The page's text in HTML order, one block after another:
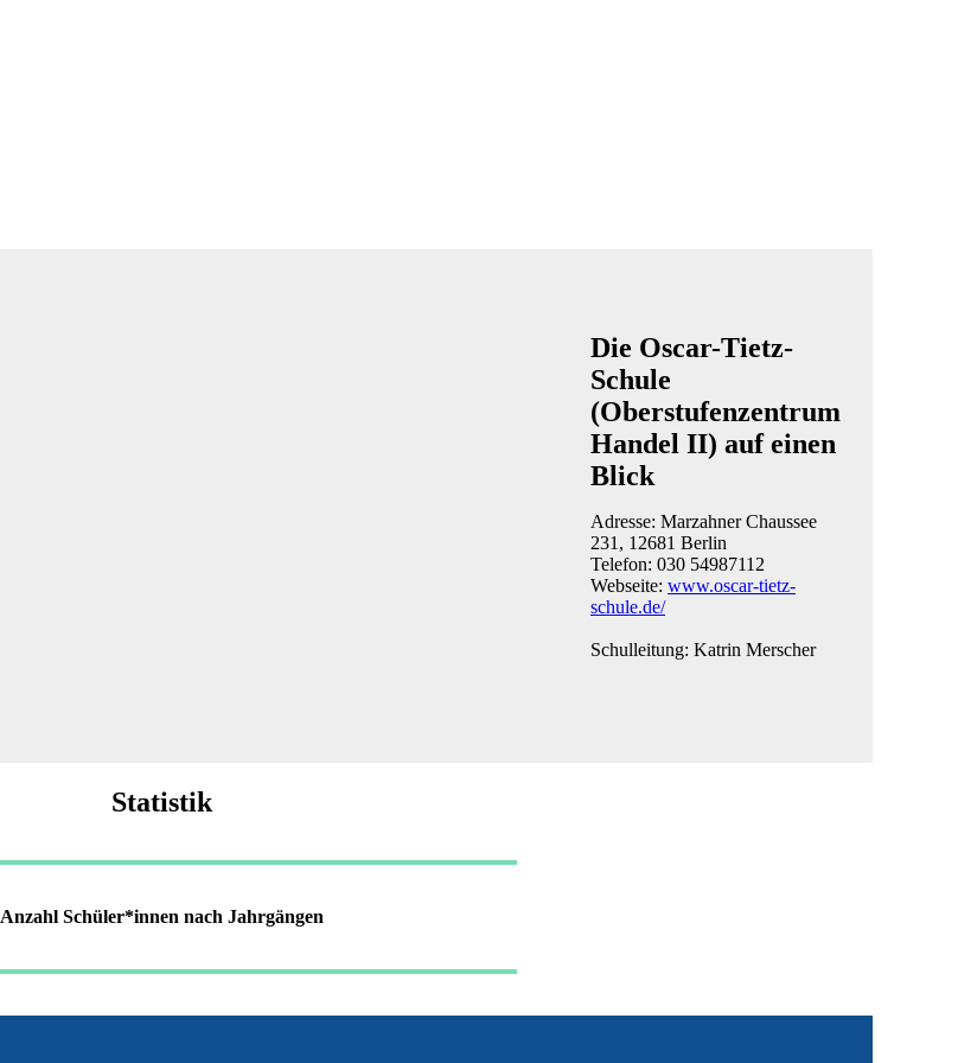
Die Oscar-Tietz-
Schule
(Oberstufenzentrum
Handel II) auf einen
Blick
Adresse: Marzahner Chaussee
231, 12681 Berlin
Telefon: 030 54987112
Webseite: www.oscar-tietz-
schule.de/
Schulleitung: Katrin Merscher
Statistik
Anzahl Schüler*innen nach Jahrgängen